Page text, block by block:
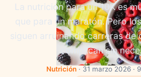
La nutrición para un 10K es
que para un maratón. Pero
siguen arruinando carreras de
complican sin
Nutrición · 31 marzo 2026 ·